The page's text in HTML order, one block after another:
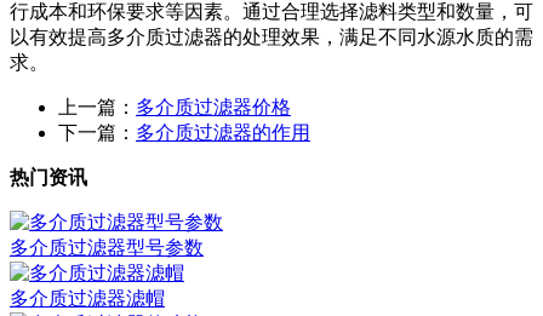
行成本和环保要求等因素。通过合理选择滤料类型和数量，可
以有效提高多介质过滤器的处理效果，满足不同水源水质的需
求。
上一篇： 多介质过滤器价格
下一篇： 多介质过滤器的作用
热门资讯
多介质过滤器型号参数
多介质过滤器滤帽